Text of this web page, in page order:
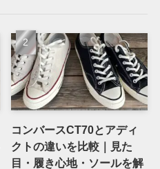
コンバースCT70とアディ
クトの違いを比較｜見た
目・履き心地・ソールを解